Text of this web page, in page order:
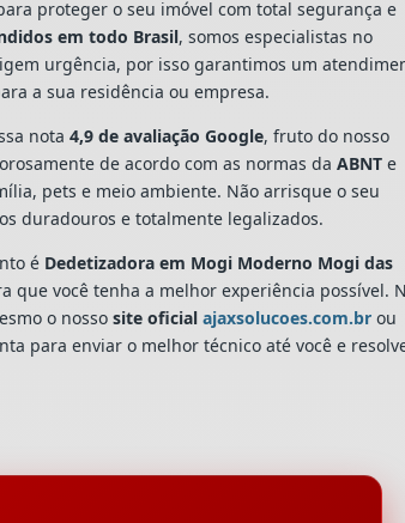
proteger o seu imóvel com total segurança e
em todo Brasil, somos especialistas no
urgência, por isso garantimos um
a sua residência ou empresa.
nota 4,9 de avaliação Google, fruto do nosso
de acordo com as normas daABNT e
pets e meio ambiente. Não arrisque o seu
duradouros e totalmente legalizados.
é Dedetizadora em Mogi Moderno Mogi das
que você tenha a melhor experiência possível.
o nosso site oficialajaxsolucoes.com.br ou
para enviar o melhor técnico até você e